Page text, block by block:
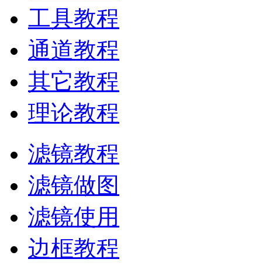
工具教程
通道教程
其它教程
理论教程
滤镜教程
滤镜做图
滤镜使用
边框教程